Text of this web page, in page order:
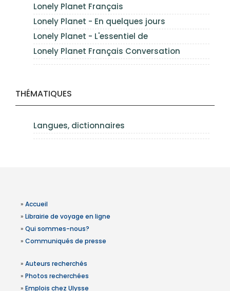
Lonely Planet Français
Lonely Planet - En quelques jours
Lonely Planet - L'essentiel de
Lonely Planet Français Conversation
THÉMATIQUES
Langues, dictionnaires
» Accueil
» Librairie de voyage en ligne
» Qui sommes-nous?
» Communiqués de presse
» Auteurs recherchés
» Photos recherchées
» Emplois chez Ulysse